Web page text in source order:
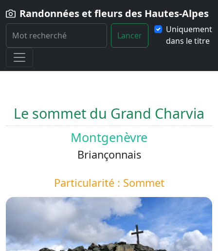
Randonnées et fleurs des Hautes-Alpes
Lancer
Uniquement
dans le titre
Home
Paysage Le-sommet-du-Grand-Charvia
Le sommet du Grand Charvia
Montgenèvre
Briançonnais
Particularité : Sommet